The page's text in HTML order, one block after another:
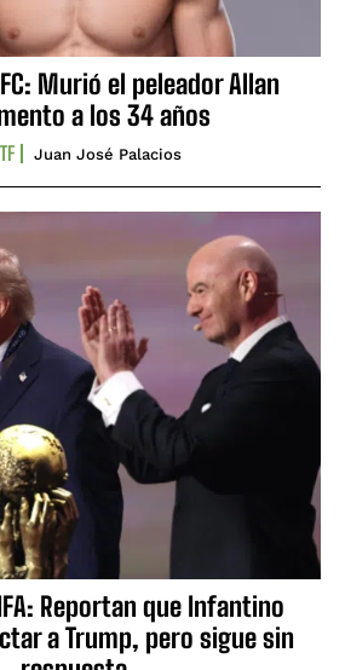
Murió el peleador Allan
a los 34 años
Juan José Palacios
Reportan que Infantino
a Trump, pero sigue sin